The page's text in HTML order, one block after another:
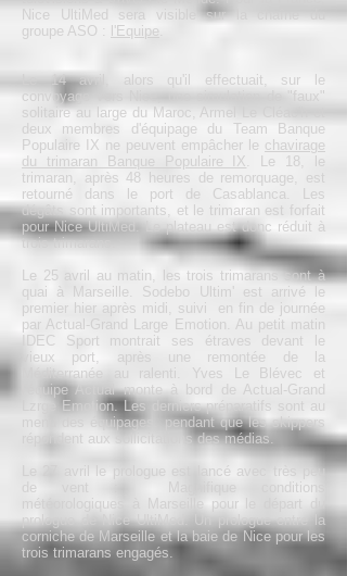
Nice UltiMed sera visible sur la chaîne du
groupe ASO :
l'Equipe.
Le 14 avril, alors qu'il effectuait, sur le
convoyage vers Nice, une simulation de "faux"
solitaire au large du Maroc, Armel Le Cléac'h et
deux membres d'équipage du Team Banque
Populaire IX ne peuvent empâcher le chavirage
du trimaran Banque Populaire IX. Le 18, le
trimaran, après 48 heures de remorquage, est
retourné dans le port de Casablanca. Les
dégâts sont importants, et le trimaran est forfait
pour Nice UltiMed. Le plateau est donc réduit à
trois trimarans.
Le 25 avril au matin, les trois trimarans sont à
quai à Marseille. Sodebo Ultim' est arrivé le
premier hier après midi, suivi en fin de journée
par Actual-Grand Large Emotion. Au petit matin
IDEC Sport montrait ses étraves devant le
vieux port, après une remontée de la
Méditerranée au ralenti. Yves Le Blévec et
l'équipe Actual monte à bord de Actual-Grand
Lzrge Emotion. Les derniers préparatifs sont au
menu des équipages, pendant que les skippers
répondent aux sollicitations des médias.
Le 27 avril le prologue est lancé avec très peu
de vent : Magnifique conditions
météorologiques à Marseille pour le départ du
prologue de Nice UltiMed. Un prologue entre la
corniche de Marseille et la baie de Nice pour les
trois trimarans engagés.